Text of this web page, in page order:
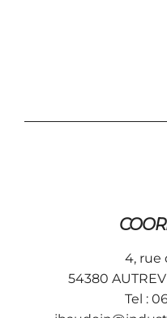
4, rue
54380
Tel :